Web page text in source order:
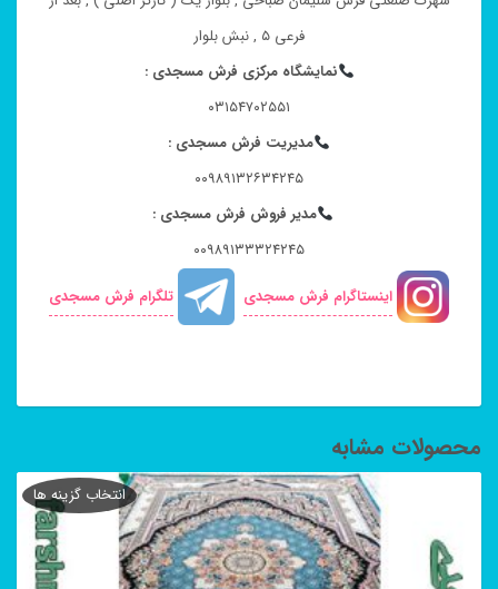
فرعی ۵ , نبش بلوار
نمایشگاه مرکزی فرش مسجدی :
۰۳۱۵۴۷۰۲۵۵۱
مدیریت فرش مسجدی :
۰۰۹۸۹۱۳۲۶۳۴۲۴۵
مدیر فروش فرش مسجدی :
۰۰۹۸۹۱۳۳۳۲۴۲۴۵
اینستاگرام فرش مسجدی
تلگرام فرش مسجدی
محصولات مشابه
انتخاب گزینه ها